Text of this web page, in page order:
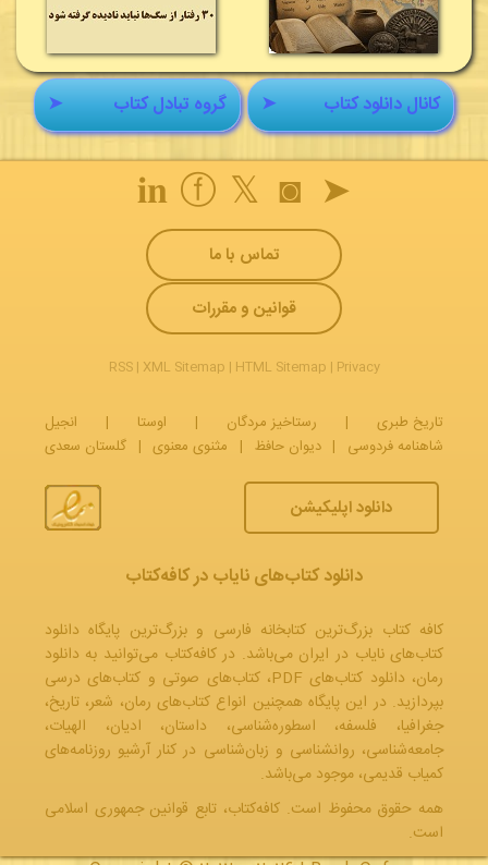
روبرت اولماناز نویسندگانی است که علاقه ویژه‌ای به
روایت داستان‌های تاریخی و بازآفرینی رویدادهای مهم
گذشته دارد. او دراسب آتشی در غرببا ترکیب
واقعیت‌های تاریخی و عناصر داستانی، اثری خلق کرده
است که هم ارزش ادبی دارد و هم اطلاعات مفیدی درباره
یکی از مهم‌ترین دوره‌های تاریخ ایالات متحده در اختیار
خواننده قرار می‌دهد. همین ویژگی سبب شده است این
کتاب، علاوه بر علاقه‌مندان به رمان، برای دوستداران تاریخ،
صنعت و تمدن نیز اثری خواندنی و ارزشمند باشد.
➤ گروه تبادل کتاب ➤ کانال دانلود کتاب
➤
◙
𝕏
ⓕ
𝐢𝐧
تماس با ما
قوانین و مقررات
RSS| XML Sitemap | HTML Sitemap | Privacy
تاریخ طبری | رستاخیز مردگان | اوستا |
انجیل
شاهنامه فردوسی | دیوان حافظ | مثنوی معنوی | گلستان سعدی
دانلود اپلیکیشن
دانلود کتاب‌های نایاب در کافه‌کتاب
کافه کتاب بزرگ‌ترین کتابخانه فارسی و بزرگ‌ترین پایگاه دانلود
کتاب‌های نایاب در ایران می‌باشد. در کافه‌کتاب می‌توانید به دانلود
رمان، دانلود کتاب‌های PDF، کتاب‌های صوتی و کتاب‌های درسی
بپردازید. در این پایگاه همچنین انواع کتاب‌های رمان، شعر، تاریخ،
جغرافیا، فلسفه، اسطوره‌شناسی، داستان، ادیان، الهیات،
جامعه‌شناسی، روانشناسی و زبان‌شناسی در کنار آرشیو روزنامه‌های
کمیاب قدیمی، موجود می‌باشد.
همه حقوق محفوظ است. کافه‌کتاب، تابع قوانین جمهوری‌ اسلامی
است.